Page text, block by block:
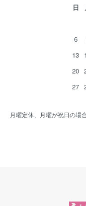
日
6
13
20
27
月曜定休、月曜が祝日の場